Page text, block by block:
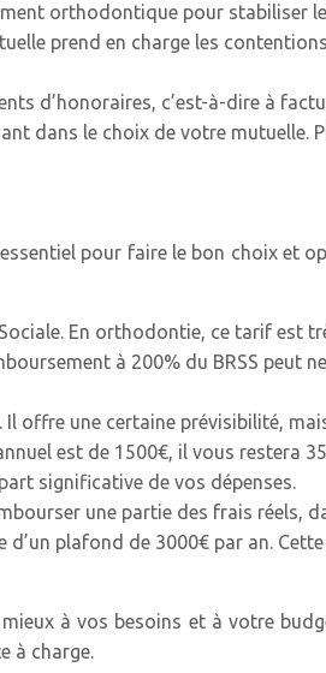
orthodontique pour stabiliser
prend en charge les
d’honoraires, c’est-à-dire à
dans le choix de votre mutuelle.
pour faire le bon choix et
En orthodontie, ce tarif est
à 200% du BRSS peut
offre une certaine prévisibilité,
est de 1500€, il vous restera
significative de vos dépenses.
une partie des frais réels,
plafond de 3000€ par an.
à vos besoins et à votre
à charge.